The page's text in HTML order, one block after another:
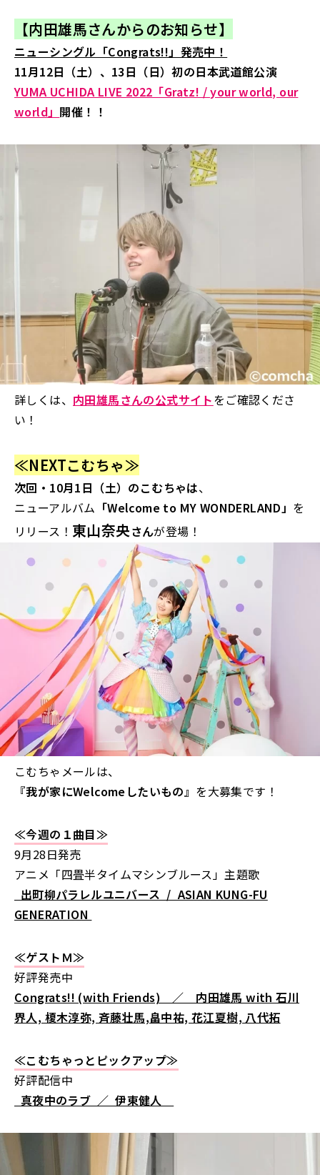
【内田雄馬さんからのお知らせ】
ニューシングル「Congrats!!」発売中！
11月12日（土）、13日（日）初の日本武道館公演
YUMA UCHIDA LIVE 2022「Gratz! / your world, our
world」 開催！！
詳しくは、 内田雄馬さんの公式サイトをご確認くださ
い！
≪NEXTこむちゃ≫
次回・10月1日（土）のこむちゃは、
ニューアルバム 「Welcome to MY WONDERLAND」 を
リリース！ 東山奈央さんが登場！
こむちゃメールは、
『我が家にWelcomeしたいもの』 を大募集です！
≪今週の１曲目≫
9月28日発売
アニメ「四畳半タイムマシンブルース」主題歌
出町柳パラレルユニバース / ASIAN KUNG-FU
GENERATION
≪ゲストＭ≫
好評発売中
Congrats!! (with Friends) ／ 内田雄馬 with 石川
界人, 榎木淳弥, 斉藤壮馬,畠中祐, 花江夏樹, 八代拓
≪こむちゃっとピックアップ≫
好評配信中
真夜中のラブ ／ 伊東健人